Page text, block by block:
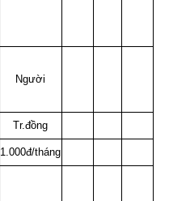
Người
Tr.đồng
1.000đ/tháng